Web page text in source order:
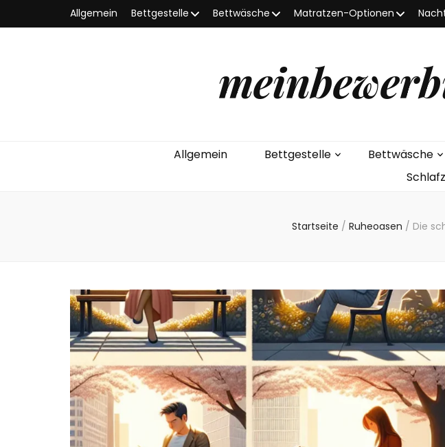
Allgemein Bettgestelle Bettwäsche Matratzen-Optionen
Allgemein Bettgestelle Bettwäsche
Startseite / Ruheoasen / Die